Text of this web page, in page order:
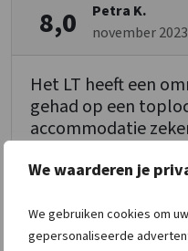
We waarderen je
We gebruiken cookies om
gepersonaliseerde
8,0
Petra K.
november 2023
Het LT heeft een
gehad op een
accommodatie
de goede verzorging
Ontvangst